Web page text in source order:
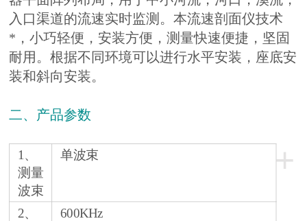
入口渠道的流速实时监测。本流速剖面仪技术
*，小巧轻便，安装方便，测量快速便捷，坚固
耐用。根据不同环境可以进行水平安装，座底安
装和斜向安装。
二、产品参数
+
1、
测量
波束
单波束
2、 600KHz